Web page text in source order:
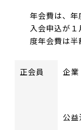
年会費は、年
入会申込が
度年会費は半
正会員 企業
公